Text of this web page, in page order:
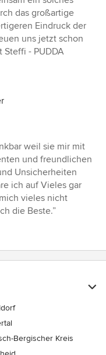
das großartige
Eindruck der
uns jetzt schon
Steffi - PUDDA
weil sie mir mit
und freundlichen
Unsicherheiten
ich auf Vieles gar
vieles nicht
die Beste.”
Bergischer Kreis